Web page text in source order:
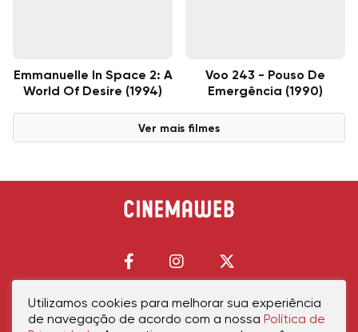
Emmanuelle In Space 2: A
World Of Desire (1994)
Voo 243 - Pouso De
Emergência (1990)
Ver mais filmes
Início Política de PrivacidadePolítica de CookiesContatoSobre Nós
Utilizamos cookies para melhorar sua experiência
de navegação de acordo com a nossa Política de